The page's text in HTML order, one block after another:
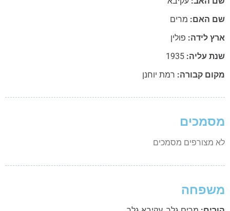
האם:מרים
לידה:פולין
עליה:1935
קבורה:רמת יוחנן
מצורפים מסמכים